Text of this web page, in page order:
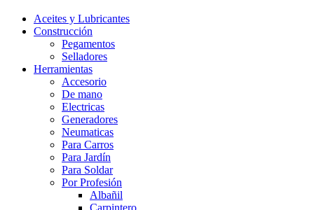
Aceites y Lubricantes
Construcción
Pegamentos
Selladores
Herramientas
Accesorio
De mano
Electricas
Generadores
Neumaticas
Para Carros
Para Jardín
Para Soldar
Por Profesión
Albañil
Carpintero